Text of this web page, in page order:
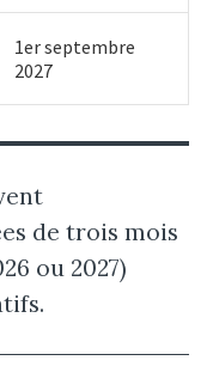
1er septembre
2027
de trois mois
ou 2027)